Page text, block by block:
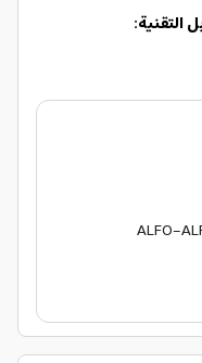
التقنية:
ALFO-